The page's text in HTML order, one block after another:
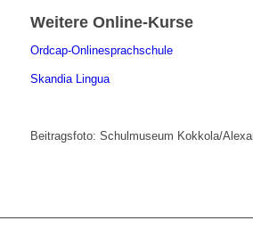
Weitere Online-Kurse
Ordcap-Onlinesprachschule
Skandia Lingua
Beitragsfoto: Schulmuseum Kokkola/